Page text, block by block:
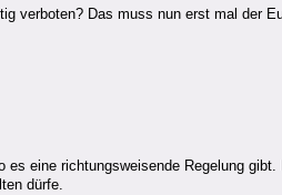
verboten? Das muss nun erst mal der
eine richtungsweisende Regelung
dürfe.